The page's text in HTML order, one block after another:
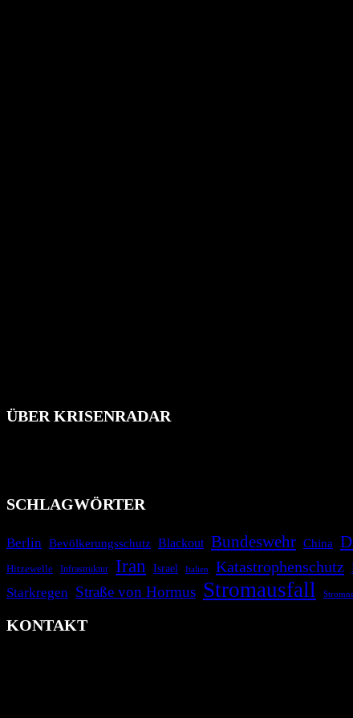
ÜBER KRISENRADAR
SCHLAGWÖRTER
Berlin Bevölkerungsschutz Blackout Bundeswehr China
Hitzewelle Infrastruktur Iran Israel Italien Katastrophenschutz
Starkregen Straße von Hormus Stromausfall
KONTAKT